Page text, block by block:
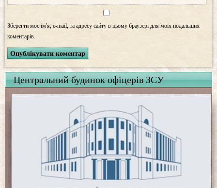
Зберегти моє ім'я, e-mail, та адресу сайту в цьому браузері для моїх подальших
коментарів.
Центральний будинок офіцерів ЗСУ